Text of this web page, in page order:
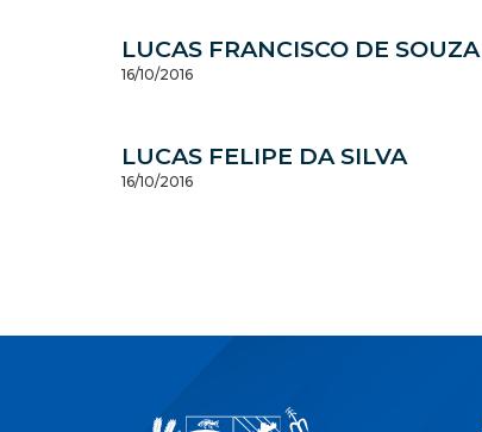
LUCAS FRANCISCO DE SOUZA
16/10/2016
LUCAS FELIPE DA SILVA
16/10/2016